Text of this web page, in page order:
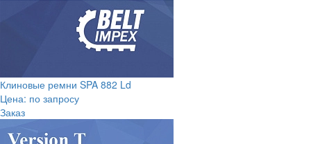
Клиновые ремни SPA 882 Ld
Цена: по запросу
Заказ